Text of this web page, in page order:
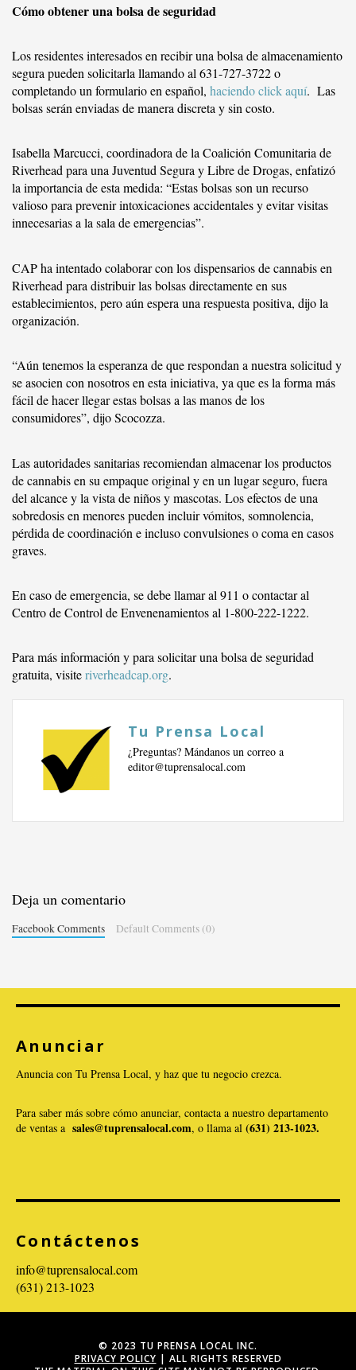
Cómo obtener una bolsa de seguridad
Los residentes interesados en recibir una bolsa de almacenamiento
segura pueden solicitarla llamando al 631-727-3722 o
completando un formulario en español, haciendo click aquí. Las
bolsas serán enviadas de manera discreta y sin costo.
Isabella Marcucci, coordinadora de la Coalición Comunitaria de
Riverhead para una Juventud Segura y Libre de Drogas, enfatizó
la importancia de esta medida: “Estas bolsas son un recurso
valioso para prevenir intoxicaciones accidentales y evitar visitas
innecesarias a la sala de emergencias”.
CAP ha intentado colaborar con los dispensarios de cannabis en
Riverhead para distribuir las bolsas directamente en sus
establecimientos, pero aún espera una respuesta positiva, dijo la
organización.
“Aún tenemos la esperanza de que respondan a nuestra solicitud y
se asocien con nosotros en esta iniciativa, ya que es la forma más
fácil de hacer llegar estas bolsas a las manos de los
consumidores”, dijo Scocozza.
Las autoridades sanitarias recomiendan almacenar los productos
de cannabis en su empaque original y en un lugar seguro, fuera
del alcance y la vista de niños y mascotas. Los efectos de una
sobredosis en menores pueden incluir vómitos, somnolencia,
pérdida de coordinación e incluso convulsiones o coma en casos
graves.
En caso de emergencia, se debe llamar al 911 o contactar al
Centro de Control de Envenenamientos al 1-800-222-1222.
Para más información y para solicitar una bolsa de seguridad
gratuita, visiteriverheadcap.org.
Tu Prensa Local
¿Preguntas? Mándanos un correo a
editor@tuprensalocal.com
Deja un comentario
Facebook Comments Default Comments (0)
Anunciar
Anuncia con Tu Prensa Local, y haz que tu negocio crezca.
Para saber más sobre cómo anunciar, contacta a nuestro departamento
de ventas a sales@tuprensalocal.com, o llama al (631) 213-1023.
Contáctenos
info@tuprensalocal.com
(631) 213-1023
© 2023 TU PRENSA LOCAL INC.
PRIVACY POLICY | ALL RIGHTS RESERVED